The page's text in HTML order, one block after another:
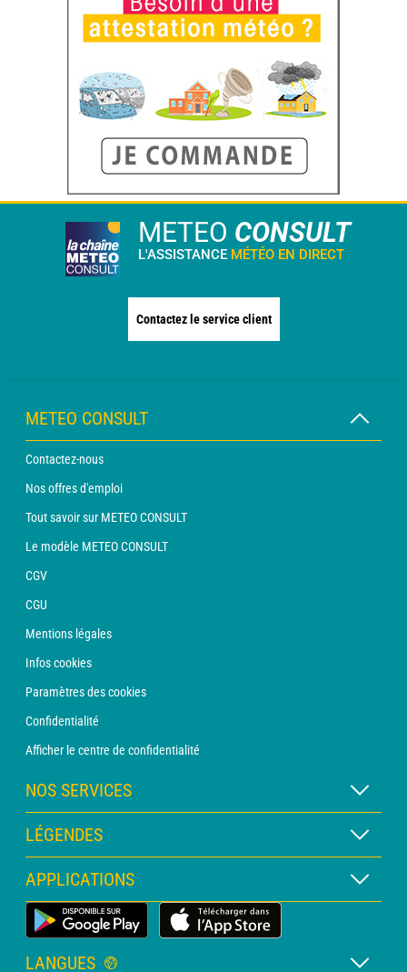
METEO CONSULT
L'ASSISTANCE MÉTÉO EN DIRECT
Contactez le service client
METEO CONSULT
Contactez-nous
Nos offres d'emploi
Tout savoir sur METEO CONSULT
Le modèle METEO CONSULT
CGV
CGU
Mentions légales
Infos cookies
Paramètres des cookies
Confidentialité
Afficher le centre de confidentialité
NOS SERVICES
Abonnement METEO Xpert
Abonnement METEO PRO
Consultation avec un prévisionniste
Bulletin PRO
LÉGENDES
Légende des cartes
Légende des pictogrammes
Glossaire
APPLICATIONS
Application Météo Terrestre
LANGUES